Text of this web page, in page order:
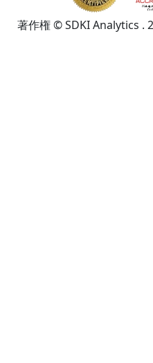
著作権 © SDKI Analytics .